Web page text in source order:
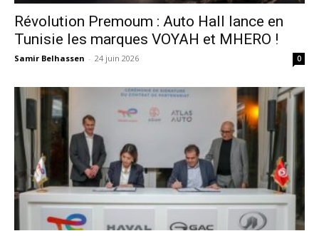
Révolution Premoum : Auto Hall lance en
Tunisie les marques VOYAH et MHERO !
Samir Belhassen - 24 juin 2026 0